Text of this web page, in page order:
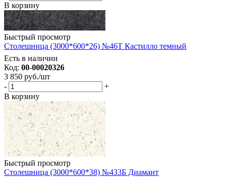
В корзину
Быстрый просмотр
Столешница (3000*600*26) №46Т Кастилло темный
Есть в наличии
Код: 00-00020326
3 850 руб./шт
-
+
В корзину
Быстрый просмотр
Столешница (3000*600*38) №433Б Диамант